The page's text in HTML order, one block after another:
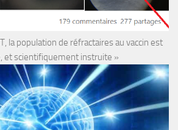
la population de réfractaires au vaccin est
et scientifiquement instruite »